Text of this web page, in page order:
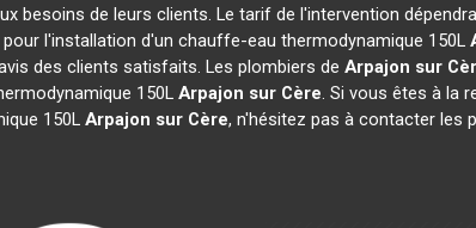
besoins de leurs clients. Le tarif de l'intervention
l'installation d'un chauffe-eau thermodynamique 150L
des clients satisfaits. Les plombiers de Arpajon sur
150L Arpajon sur Cère. Si vous êtes à la
150L Arpajon sur Cère, n'hésitez pas à contacter les